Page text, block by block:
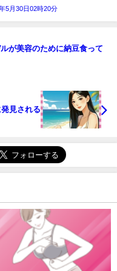
5月30日02時20分
が美容のために納豆食って
見される